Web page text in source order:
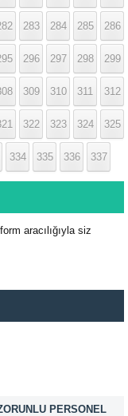
283 284 285 286
296 297 298 299
309 310 311 312
322 323 324 325
334 335 336 337
aracılığıyla siz
PERSONEL